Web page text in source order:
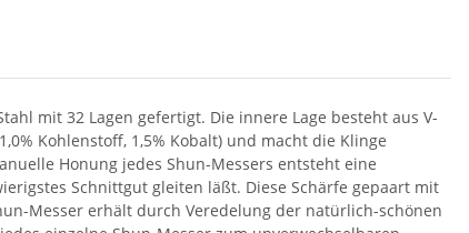
mit 32 Lagen gefertigt. Die innere Lage besteht aus V-
Kohlenstoff, 1,5% Kobalt) und macht die Klinge
Honung jedes Shun-Messers entsteht eine
Schnittgut gleiten läßt. Diese Schärfe gepaart mit
Messer erhält durch Veredelung der natürlich-schönen